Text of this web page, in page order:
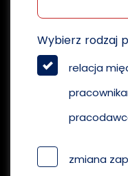
Wybierz rodzaj
relacja
zmiana